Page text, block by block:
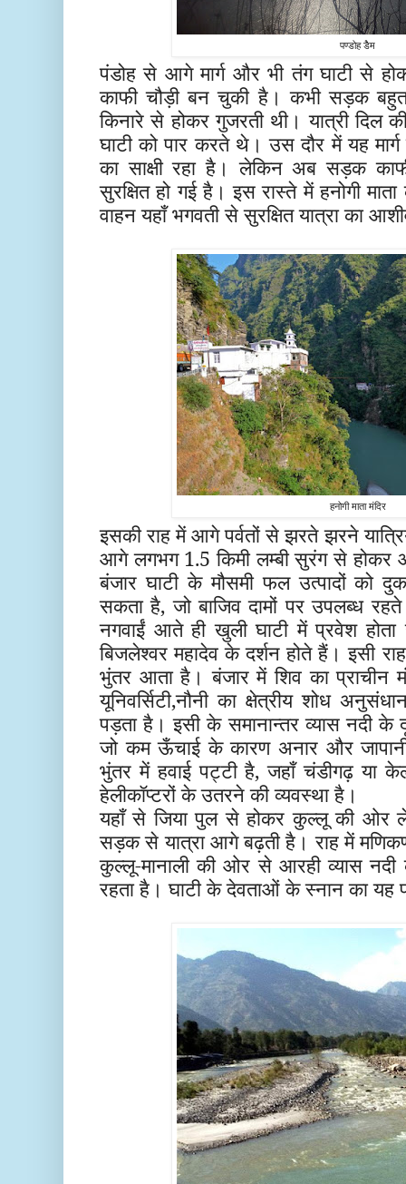
पण्डोह डेैम
पंडोह से आगे मार्ग और भी तंग घाटी से
काफी चौड़ी बन चुकी है। कभी सड़क
किनारे से होकर गुजरती थी। यात्री
घाटी को पार करते थे। उस दौर में यह मार्ग
का साक्षी रहा है। लेकिन अब सड़क
सुरक्षित हो गई है। इस रास्ते में हनोगी
वाहन यहाँ भगवती से सुरक्षित यात्रा का
हनोगी माता मंदिर
इसकी राह में आगे पर्वतों से झरते झरने
आगे लगभग 1.5 किमी लम्बी सुरंग से
बंजार घाटी के मौसमी फल उत्पादों को
सकता है, जो बाजिव दामों पर उपलब्ध
नगवाईं आते ही खुली घाटी में प्रवेश
बिजलेश्वर महादेव के दर्शन होते हैं। इसी
भुंतर आता है। बंजार में शिव का प्राचीन
यूनिवर्सिटी,नौनीका क्षेत्रीय शोध
पड़ता है। इसी के समानान्तर व्यास नदी
जो कम ऊँचाई के कारण अनार और
भुंतर में हवाई पट्टी है, जहाँ चंडीगढ़ या
हेलीकॉप्टरों के उतरने की व्यवस्था है।
यहाँ से जिया पुल से होकर कुल्लू की ओर
सड़क से यात्रा आगे बढ़ती है। राह में
कुल्लू-मानाली की ओर से आरही व्यास
रहता है। घाटी के देवताओं के स्नान का यह